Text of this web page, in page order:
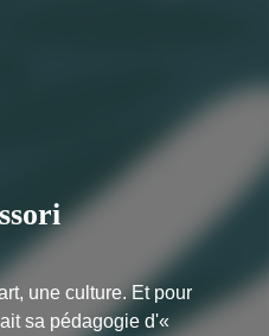
une culture. Et pour
sa pédagogie d'«